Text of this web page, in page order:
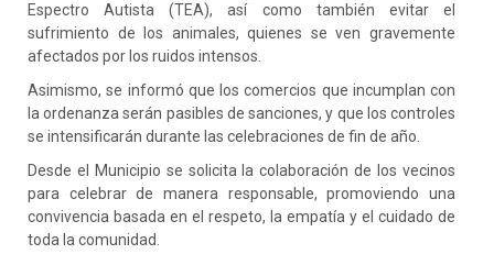
Espectro Autista (TEA), así como también evitar el
sufrimiento de los animales, quienes se ven gravemente
afectados por los ruidos intensos.
Asimismo, se informó que los comercios que incumplan con
la ordenanza serán pasibles de sanciones, y que los controles
se intensificarán durante las celebraciones de fin de año.
Desde el Municipio se solicita la colaboración de los vecinos
para celebrar de manera responsable, promoviendo una
convivencia basada en el respeto, la empatía y el cuidado de
toda la comunidad.